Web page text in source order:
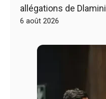
allégations de Dlamini
6 août 2026